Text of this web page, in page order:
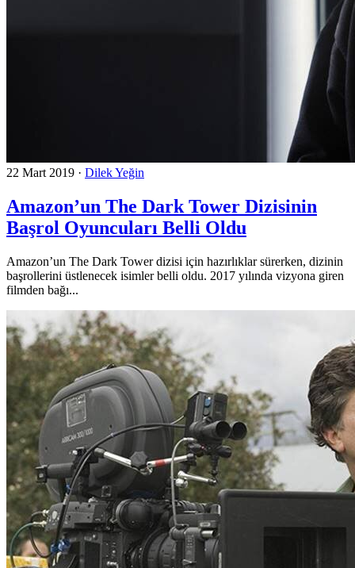
22 Mart 2019 · Dilek Yeğin
Amazon’un The Dark Tower Dizisinin
Başrol Oyuncuları Belli Oldu
Amazon’un The Dark Tower dizisi için hazırlıklar sürerken, dizinin
başrollerini üstlenecek isimler belli oldu. 2017 yılında vizyona giren
filmden bağı...